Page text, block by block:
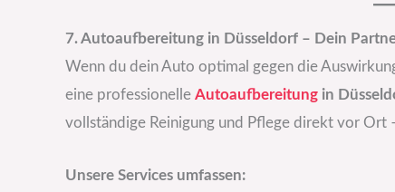
7. Autoaufbereitung in Düsseldorf – Dein
Wenn du dein Auto optimal gegen die
eine professionelle Autoaufbereitung in
vollständige Reinigung und Pflege direkt vor
Unsere Services umfassen: